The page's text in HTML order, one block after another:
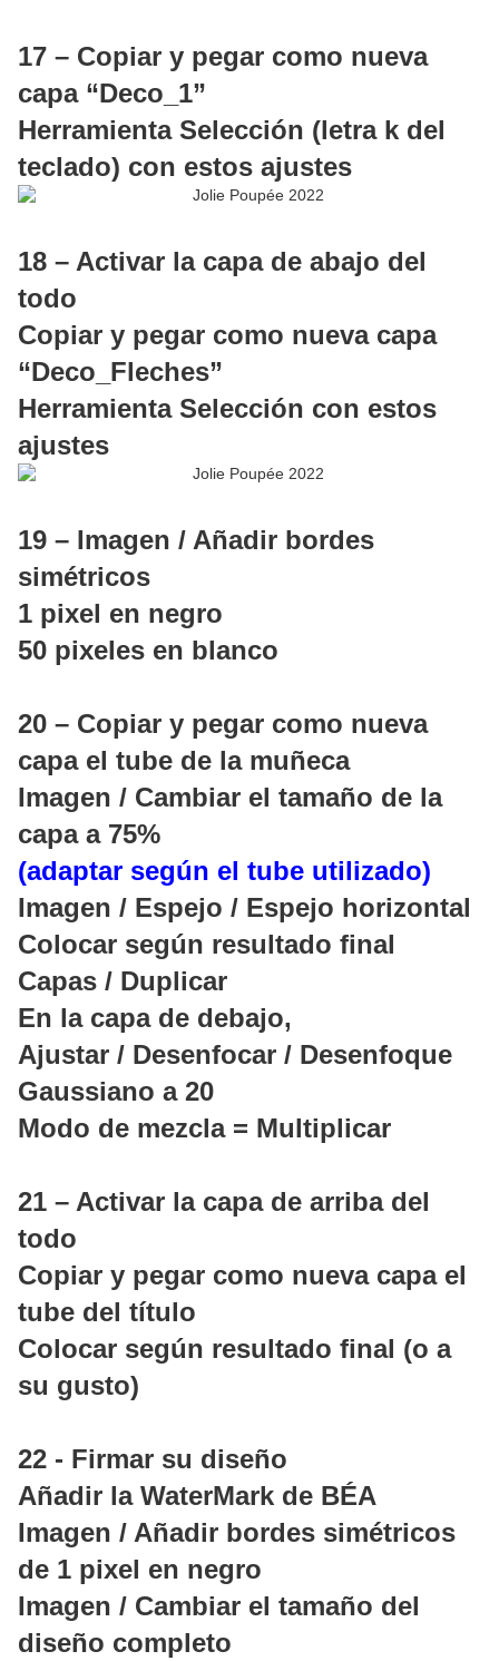
17 – Copiar y pegar como nueva
capa “Deco_1”
Herramienta Selección (letra k del
teclado) con estos ajustes
18 – Activar la capa de abajo del
todo
Copiar y pegar como nueva capa
“Deco_Fleches”
Herramienta Selección con estos
ajustes
19 – Imagen / Añadir bordes
simétricos
1 pixel en negro
50 pixeles en blanco
20 – Copiar y pegar como nueva
capa el tube de la muñeca
Imagen / Cambiar el tamaño de la
capa a 75%
(adaptar según el tube utilizado)
Imagen / Espejo / Espejo horizontal
Colocar según resultado final
Capas / Duplicar
En la capa de debajo,
Ajustar / Desenfocar / Desenfoque
Gaussiano a 20
Modo de mezcla = Multiplicar
21 – Activar la capa de arriba del
todo
Copiar y pegar como nueva capa el
tube del título
Colocar según resultado final (o a
su gusto)
22 - Firmar su diseño
Añadir la WaterMark de BÉA
Imagen / Añadir bordes simétricos
de 1 pixel en negro
Imagen / Cambiar el tamaño del
diseño completo